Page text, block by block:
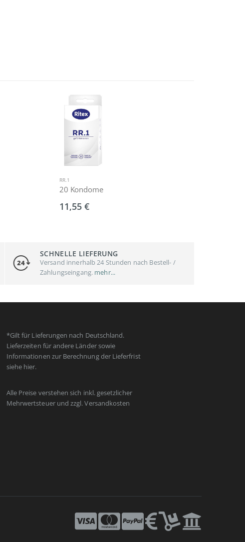
RR.1
20 Kondome
11,55 €
SCHNELLE LIEFERUNG
Versand innerhalb 24 Stunden nach Bestell- /
Zahlungseingang. mehr...
*Gilt für Lieferungen nach Deutschland.
Lieferzeiten für andere Länder sowie
Informationen zur Berechnung der Lieferfrist
siehe hier.
Alle Preise verstehen sich inkl. gesetzlicher
Mehrwertsteuer und zzgl.Versandkosten